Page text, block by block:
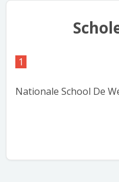
1
Nationale School De